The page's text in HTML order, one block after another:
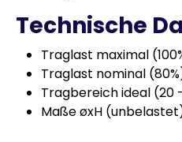
Technische
Traglast maximal
Traglast nominal
Tragbereich ideal (20
Maße øxH